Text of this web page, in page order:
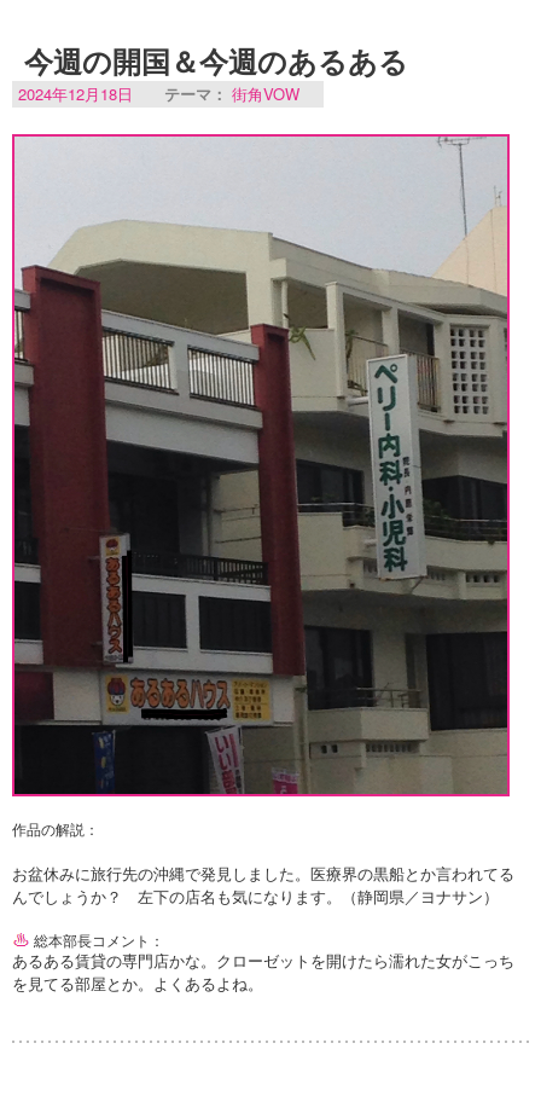
今週の開国＆今週のあるある
2024年12月18日 テーマ： 街角VOW
作品の解説：
お盆休みに旅行先の沖縄で発見しました。医療界の黒船とか言われてる
んでしょうか？ 左下の店名も気になります。（静岡県／ヨナサン）
総本部長コメント：
あるある賃貸の専門店かな。クローゼットを開けたら濡れた女がこっち
を見てる部屋とか。よくあるよね。